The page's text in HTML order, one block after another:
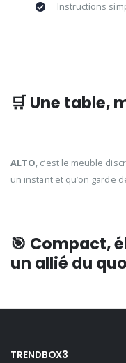
Instructions
🛒 Une table,
ALTO, c’est le meuble
un instant et qu’on garde
🎯 Compact,
un allié du
TRENDBOX3